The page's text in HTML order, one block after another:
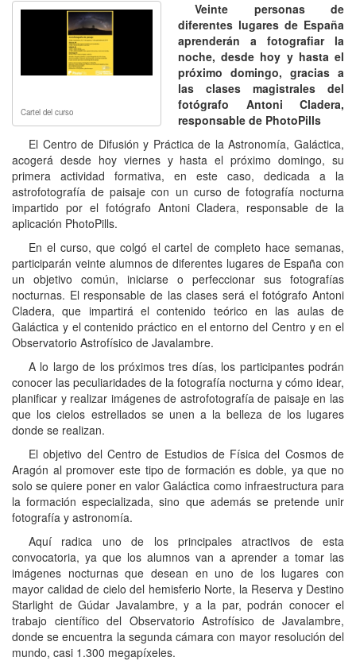
Cartel del curso
Veinte personas de
diferentes lugares de España
aprenderán a fotografiar la
noche, desde hoy y hasta el
próximo domingo, gracias a
las clases magistrales del
fotógrafo Antoni Cladera,
responsable de PhotoPills
El Centro de Difusión y Práctica de la Astronomía, Galáctica,
acogerá desde hoy viernes y hasta el próximo domingo, su
primera actividad formativa, en este caso, dedicada a la
astrofotografía de paisaje con un curso de fotografía nocturna
impartido por el fotógrafo Antoni Cladera, responsable de la
aplicación PhotoPills.
En el curso, que colgó el cartel de completo hace semanas,
participarán veinte alumnos de diferentes lugares de España con
un objetivo común, iniciarse o perfeccionar sus fotografías
nocturnas. El responsable de las clases será el fotógrafo Antoni
Cladera, que impartirá el contenido teórico en las aulas de
Galáctica y el contenido práctico en el entorno del Centro y en el
Observatorio Astrofísico de Javalambre.
A lo largo de los próximos tres días, los participantes podrán
conocer las peculiaridades de la fotografía nocturna y cómo idear,
planificar y realizar imágenes de astrofotografía de paisaje en las
que los cielos estrellados se unen a la belleza de los lugares
donde se realizan.
El objetivo del Centro de Estudios de Física del Cosmos de
Aragón al promover este tipo de formación es doble, ya que no
solo se quiere poner en valor Galáctica como infraestructura para
la formación especializada, sino que además se pretende unir
fotografía y astronomía.
Aquí radica uno de los principales atractivos de esta
convocatoria, ya que los alumnos van a aprender a tomar las
imágenes nocturnas que desean en uno de los lugares con
mayor calidad de cielo del hemisferio Norte, la Reserva y Destino
Starlight de Gúdar Javalambre, y a la par, podrán conocer el
trabajo científico del Observatorio Astrofísico de Javalambre,
donde se encuentra la segunda cámara con mayor resolución del
mundo, casi 1.300 megapíxeles.